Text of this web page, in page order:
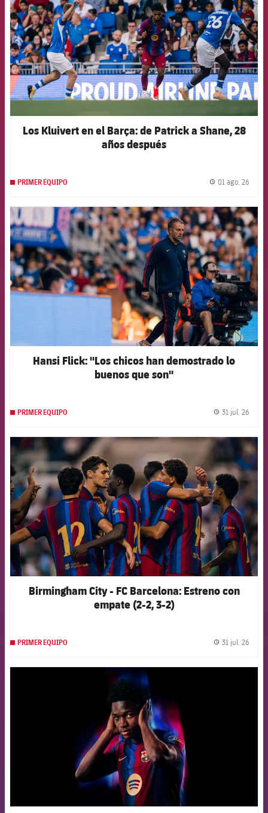
Los Kluivert en el Barça: de Patrick a Shane, 28
años después
PRIMER EQUIPO 01 ago. 26
FCB Barcelona badge
Hansi Flick: "Los chicos han demostrado lo
buenos que son"
PRIMER EQUIPO 31 jul. 26
FCB Barcelona badge
Birmingham City - FC Barcelona: Estreno con
empate (2-2, 3-2)
PRIMER EQUIPO 31 jul. 26
FCB Barcelona badge